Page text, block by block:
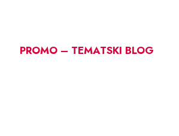
PROMO – TEMATSKI BLOG